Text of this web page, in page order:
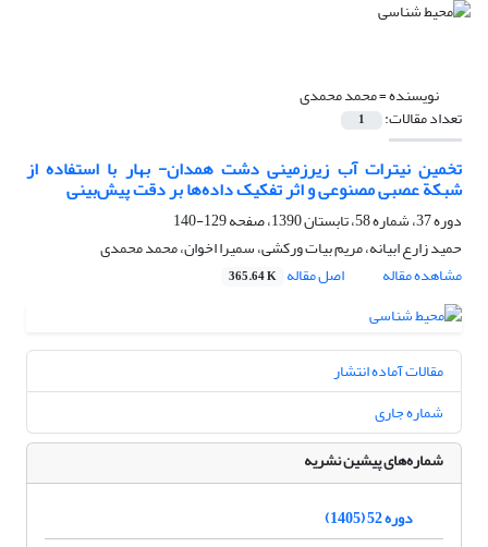
نویسنده =محمد محمدی
تعداد مقالات: 1
تخمین نیترات آب زیرزمینی دشت همدان- بهار با استفاده از
شبکة عصبی مصنوعی و اثر تفکیک داده‌ها بر دقت پیش‌بینی
دوره 37، شماره 58، تابستان 1390، صفحه
129-140
حمید زارع ‌ابیانه، مریم بیات ‌ورکشی، سمیرا اخوان، محمد محمدی
مشاهده مقاله
اصل مقاله 365.64 K
مقالات آماده انتشار
شماره جاری
شماره‌های پیشین نشریه
دوره 52 (1405)